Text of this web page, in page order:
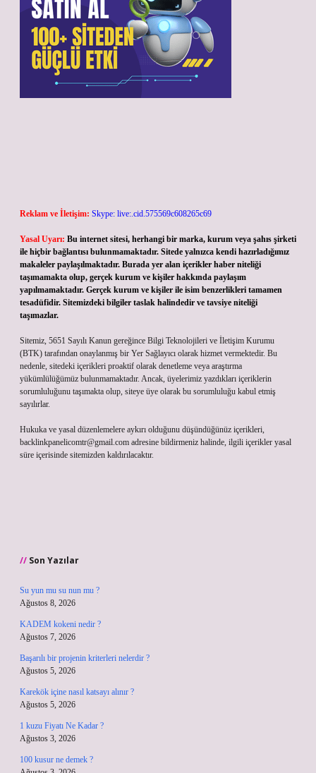
Reklam ve İletişim: Skype: live:.cid.575569c608265c69
Yasal Uyarı: Bu internet sitesi, herhangi bir marka, kurum veya şahıs şirketi
ile hiçbir bağlantısı bulunmamaktadır. Sitede yalnızca kendi hazırladığımız
makaleler paylaşılmaktadır. Burada yer alan içerikler haber niteliği
taşımamakta olup, gerçek kurum ve kişiler hakkında paylaşım
yapılmamaktadır. Gerçek kurum ve kişiler ile isim benzerlikleri tamamen
tesadüfidir. Sitemizdeki bilgiler taslak halindedir ve tavsiye niteliği
taşımazlar.
Sitemiz, 5651 Sayılı Kanun gereğince Bilgi Teknolojileri ve İletişim Kurumu
(BTK) tarafından onaylanmış bir Yer Sağlayıcı olarak hizmet vermektedir. Bu
nedenle, sitedeki içerikleri proaktif olarak denetleme veya araştırma
yükümlülüğümüz bulunmamaktadır. Ancak, üyelerimiz yazdıkları içeriklerin
sorumluluğunu taşımakta olup, siteye üye olarak bu sorumluluğu kabul etmiş
sayılırlar.
Hukuka ve yasal düzenlemelere aykırı olduğunu düşündüğünüz içerikleri,
backlinkpanelicomtr@gmail.com adresine bildirmeniz halinde, ilgili içerikler yasal
süre içerisinde sitemizden kaldırılacaktır.
Son Yazılar
Su yun mu su nun mu ?
Ağustos 8, 2026
KADEM kokeni nedir ?
Ağustos 7, 2026
Başarılı bir projenin kriterleri nelerdir ?
Ağustos 5, 2026
Karekök içine nasıl katsayı alınır ?
Ağustos 5, 2026
1 kuzu Fiyatı Ne Kadar ?
Ağustos 3, 2026
100 kusur ne demek ?